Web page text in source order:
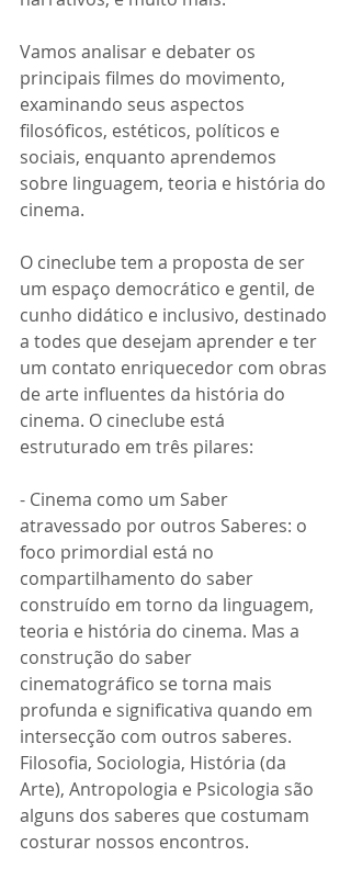
Vamos analisar e debater os
principais filmes do movimento,
examinando seus aspectos
filosóficos, estéticos, políticos e
sociais, enquanto aprendemos
sobre linguagem, teoria e história do
cinema.
O cineclube tem a proposta de ser
um espaço democrático e gentil, de
cunho didático e inclusivo, destinado
a todes que desejam aprender e ter
um contato enriquecedor com obras
de arte influentes da história do
cinema. O cineclube está
estruturado em três pilares:
- Cinema como um Saber
atravessado por outros Saberes: o
foco primordial está no
compartilhamento do saber
construído em torno da linguagem,
teoria e história do cinema. Mas a
construção do saber
cinematográfico se torna mais
profunda e significativa quando em
intersecção com outros saberes.
Filosofia, Sociologia, História (da
Arte), Antropologia e Psicologia são
alguns dos saberes que costumam
costurar nossos encontros.